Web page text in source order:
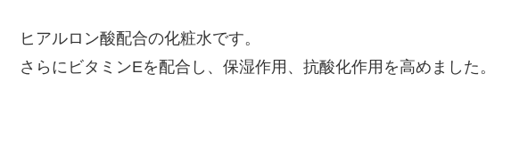
ヒアルロン酸配合の化粧水です。
さらにビタミンEを配合し、保湿作用、抗酸化作用を高めました。